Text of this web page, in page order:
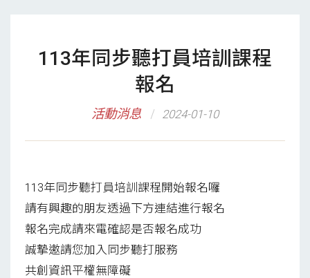
113年同步聽打員培訓課程
報名
活動消息 2024-01-10
113年同步聽打員培訓課程開始報名囉
請有興趣的朋友透過下方連結進行報名
報名完成請來電確認是否報名成功
誠摯邀請您加入同步聽打服務
共創資訊平權無障礙